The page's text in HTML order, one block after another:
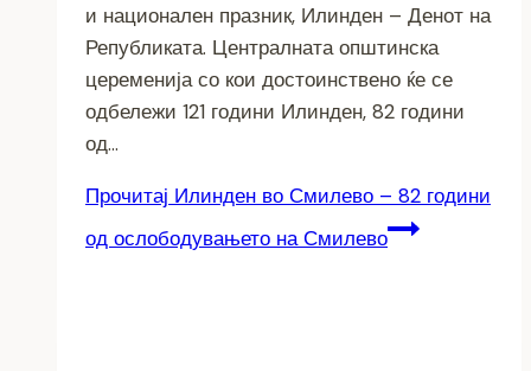
и национален празник, Илинден – Денот на
Републиката. Централната општинска
цеременија со кои достоинствено ќе се
одбележи 121 години Илинден, 82 години
од…
Прочитај Илинден во Смилево – 82 години
од ослободувањето на Смилево